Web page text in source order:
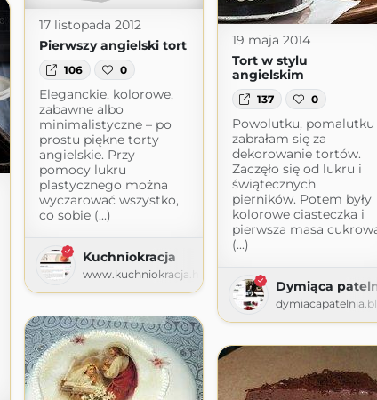
17 listopada 2012
Pierwszy angielski tort
106 0
Eleganckie, kolorowe,
zabawne albo
minimalistyczne – po
prostu piękne torty
angielskie. Przy
pomocy lukru
plastycznego można
wyczarować wszystko,
co sobie (...)
Kuchniokracja
www.kuchniokracja.hanami.pl
19 maja 2014
Tort w stylu
angielskim
137 0
Powolutku, pomalutku
zabrałam się za
dekorowanie tortów.
Zaczęło się od lukru i
świątecznych
pierników. Potem były
kolorowe ciasteczka i
pierwsza masa
(...)
Dymiąca